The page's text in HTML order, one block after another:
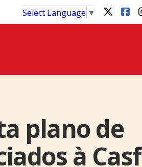
Select Language ▼
plano de
à Casf